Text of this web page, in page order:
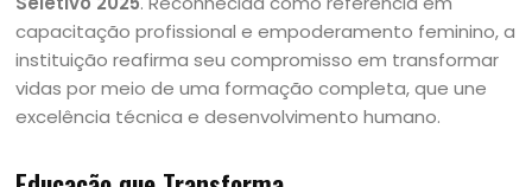
capacitação profissional e empoderamento feminino, a
instituição reafirma seu compromisso em transformar
vidas por meio de uma formação completa, que une
excelência técnica e desenvolvimento humano.